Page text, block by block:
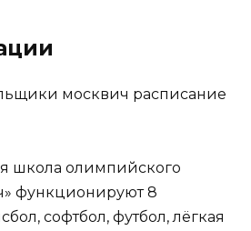
школа олимпийского
функционируют 8
софтбол, футбол, лёгкая